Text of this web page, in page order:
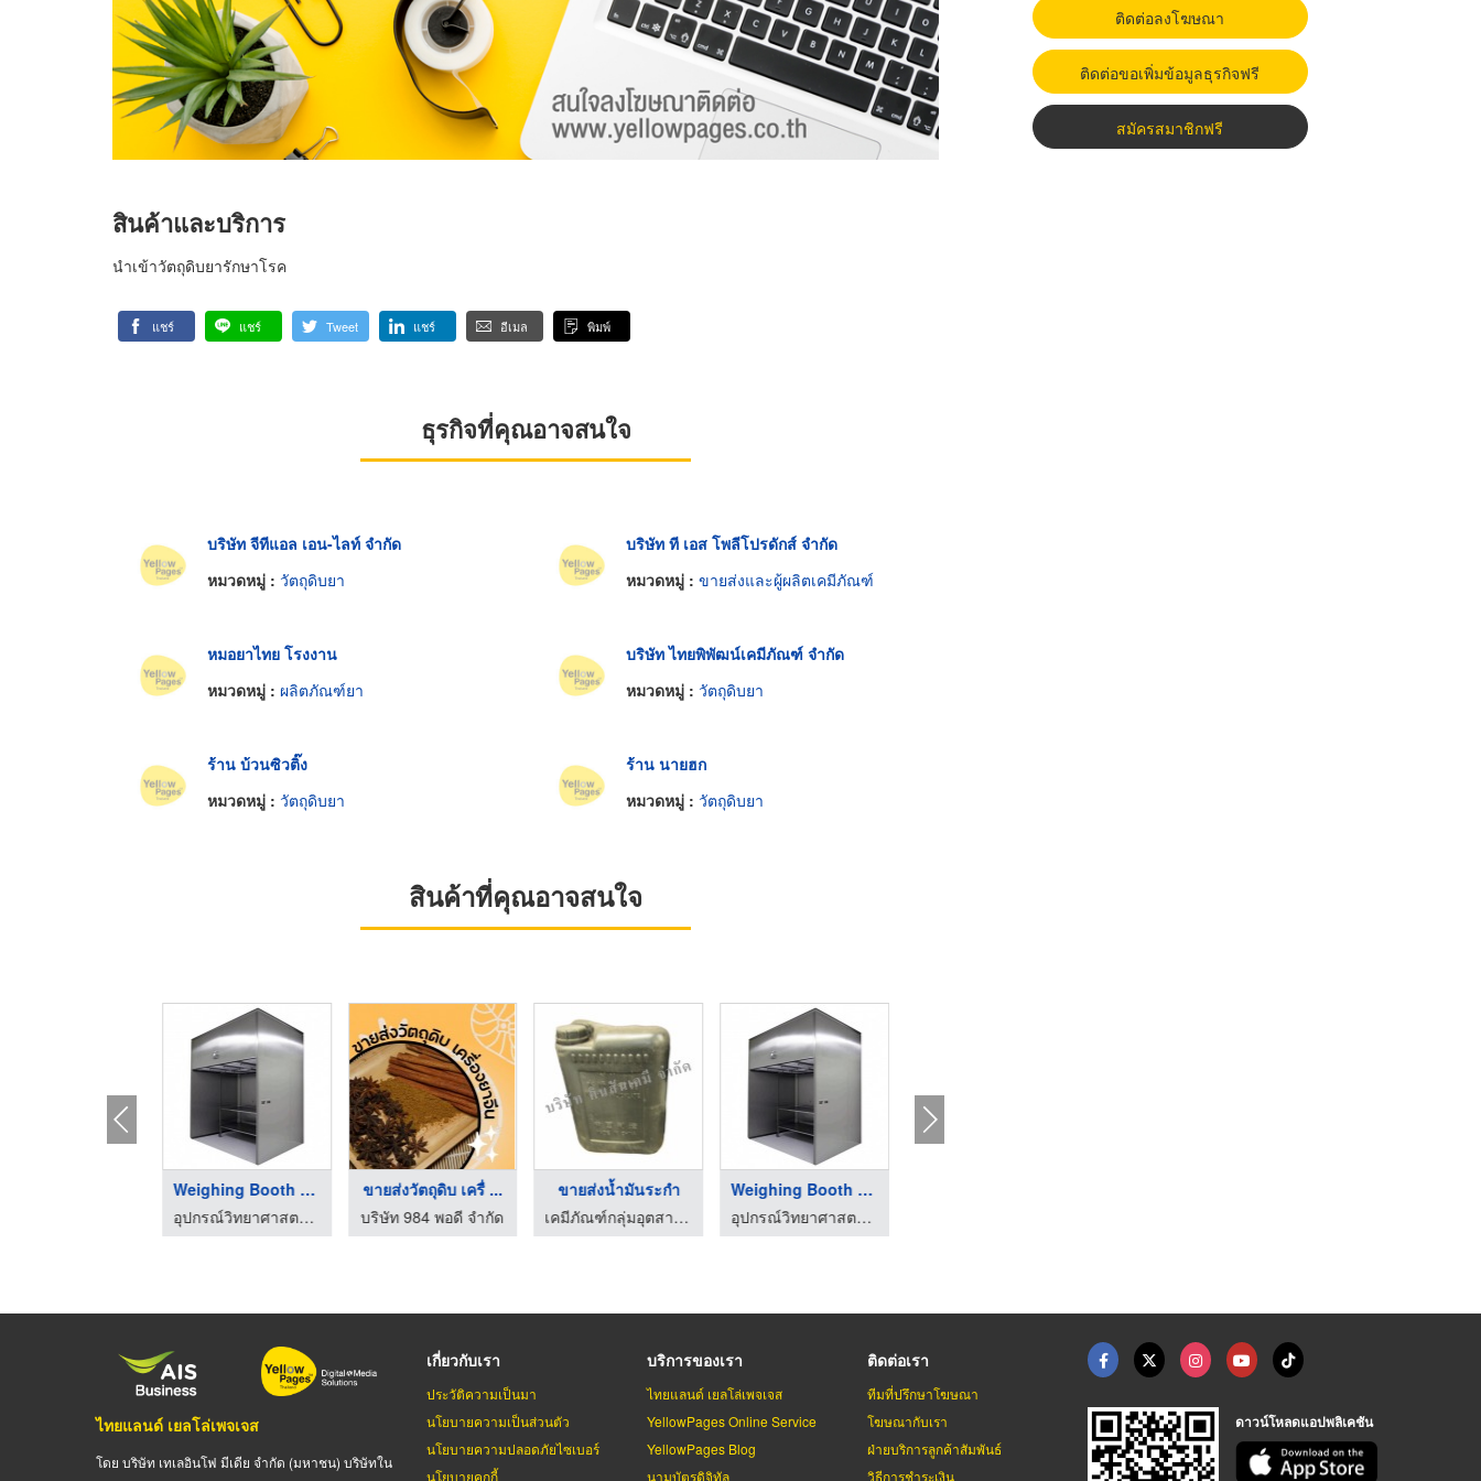
สินค้าและบริการ
นำเข้าวัตถุดิบยารักษาโรค
แชร์ แชร์ Tweet แชร์ อีเมล พิมพ์
ธุรกิจที่คุณอาจสนใจ
บริษัท จีทีแอล เอน-ไลท์ จำกัด
หมวดหมู่ : วัตถุดิบยา
บริษัท ที เอส โพลีโปรดักส์ จำกัด
หมวดหมู่ : ขายส่งและผู้ผลิตเคมีภัณฑ์
หมอยาไทย โรงงาน
หมวดหมู่ : ผลิตภัณฑ์ยา
บริษัท ไทยพิพัฒน์เคมีภัณฑ์ จำกัด
หมวดหมู่ : วัตถุดิบยา
ร้าน บ้วนซิวติ๊ง
หมวดหมู่ : วัตถุดิบยา
ร้าน นายฮก
หมวดหมู่ : วัตถุดิบยา
สินค้าที่คุณอาจสนใจ
Weighing Booth (Disp ...
อุปกรณ์วิทยาศาสตร์ อีสส์โกไทย เทคโนโลยี
ขายส่งวัตถุดิบ เครื่ ...
บริษัท 984 พอดี จำกัด
ขายส่งน้ำมันระกำ
เคมีภัณฑ์กลุ่มอุตสาหกรรม - บริษัท คินสันเคมี จำกัด
Weighing Booth (Disp ...
อุปกรณ์วิทยาศาสตร์ อีสส์โกไทย เทคโนโลยี
ติดต่อลงโฆษณา
ติดต่อขอเพิ่มข้อมูลธุรกิจฟรี
สมัครสมาชิกฟรี
ไทยแลนด์ เยลโล่เพจเจส
โดย บริษัท เทเลอินโฟ มีเดีย จำกัด (มหาชน) บริษัทใน
เกี่ยวกับเรา
ประวัติความเป็นมา
นโยบายความเป็นส่วนตัว
นโยบายความปลอดภัยไซเบอร์
นโยบายคุกกี้
บริการของเรา
ไทยแลนด์ เยลโล่เพจเจส
YellowPages Online Service
YellowPages Blog
นามบัตรดิจิทัล
ติดต่อเรา
ทีมที่ปรึกษาโฆษณา
โฆษณากับเรา
ฝ่ายบริการลูกค้าสัมพันธ์
วิธีการชำระเงิน
ดาวน์โหลดแอปพลิเคชัน